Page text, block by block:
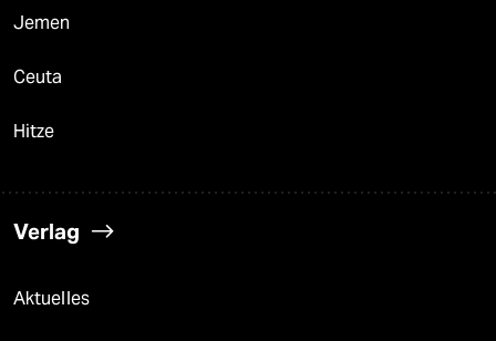
Jemen
Ceuta
Hitze
Verlag
Aktuelles